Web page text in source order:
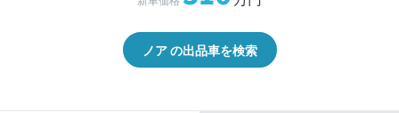
ノア の出品車を検索